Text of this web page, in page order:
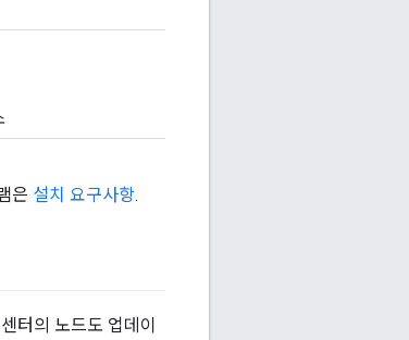
은 설치 요구사항.
터의 노드도 업데이